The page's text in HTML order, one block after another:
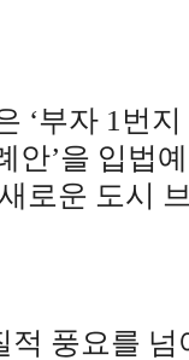
‘부자 1 번
안’을 입법
로운 도시
적 풍요를